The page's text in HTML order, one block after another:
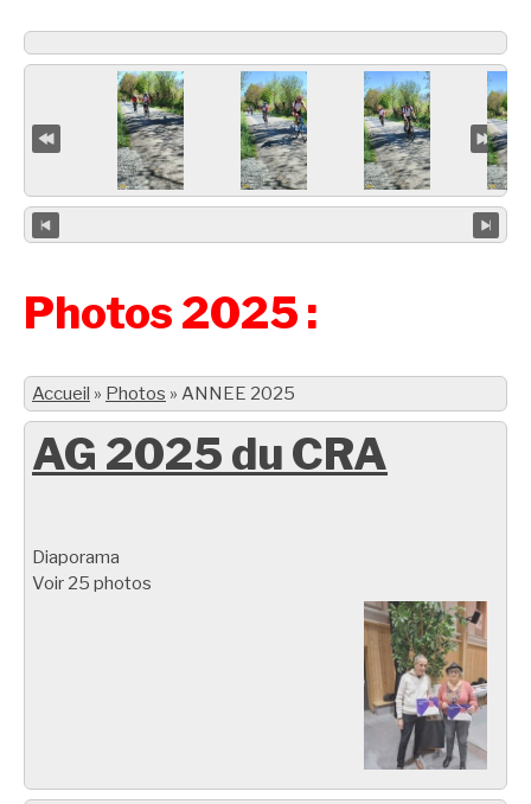
Photos 2025 :
Accueil » Photos » ANNEE 2025
AG 2025 du CRA
Diaporama
Voir 25 photos